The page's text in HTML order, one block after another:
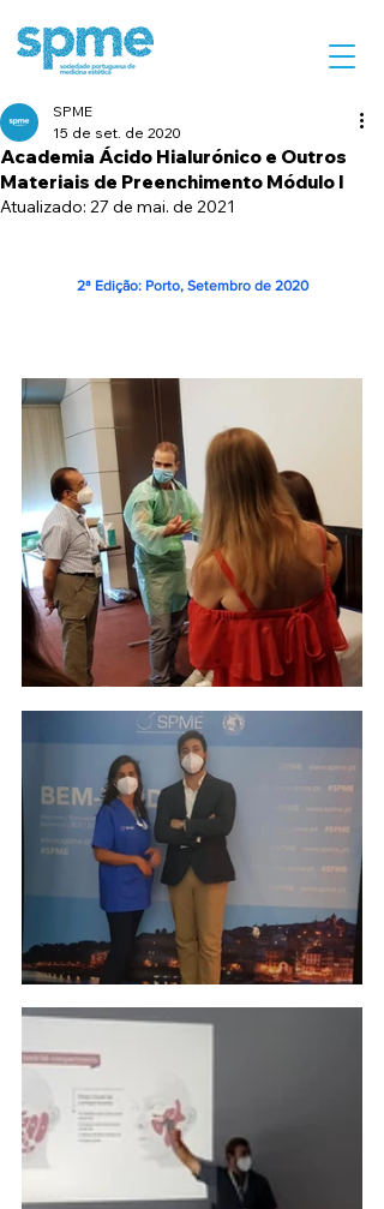
Academia Ácido Hialurónico e Outros
Materiais de Preenchimento Módulo I
SPME
15 de set. de 2020
Atualizado: 27 de mai. de 2021
2ª Edição: Porto, Setembro de 2020